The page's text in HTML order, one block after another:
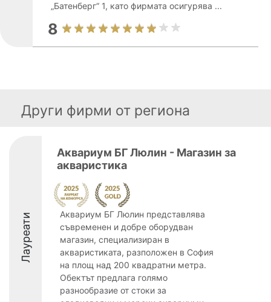
„Батенберг“ 1, като фирмата осигурява ...
8
Други фирми от региона
Лауреати
Аквариум БГ Люлин - Магазин за
акваристика
Аквариум БГ Люлин представлява
съвременен и добре оборудван
магазин, специализиран в
акваристиката, разположен в София
на площ над 200 квадратни метра.
Обектът предлага голямо
разнообразие от стоки за